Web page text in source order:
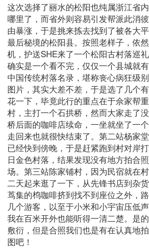
这次选择了丽水的松阳也纯属浙江省
哪里了，而省外则容易引发帮派此消
由暴涨，于是挑来拣去找到了被各大
最后秘境的松阳县。按照老样子，依
机，护送SHE来了一个松阳古村落巡
确实是一个看不完，仅仅一个县城就
中国传统村落名录，堪称丧心病狂级
图片，其实大差不差，于是选了几个
花一下，毕竟此行的重点在于佘家帮
村，主打一个石拱桥，然而大家走了
桥后面的咖啡店续命，一坐就坐了一
走回来也就很快结束了。第二站杨家
已经快到傍晚，于是赶紧跑到村对岸
日金色村落，结果发现没有地方拍合
场。第三站陈家铺村，因为民宿就在
二天起来逛了一下，从先锋书店到杂
茑集的㭤咖啡挤到找不到座位之外，
几个游客，以至于小米和小宇宙压低
我在百米开外也能听得一清二楚。是
敷衍，但是合照我们也是有在认真地
图吧！